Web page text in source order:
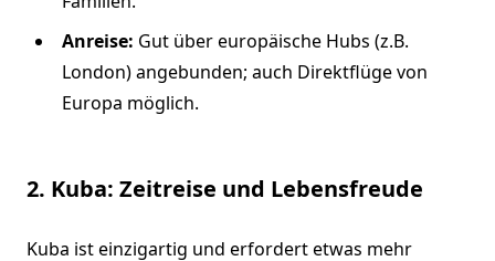
Anreise: Gut über europäische Hubs (z.B.
London) angebunden; auch Direktflüge von
Europa möglich.
2. Kuba: Zeitreise und Lebensfreude
Kuba ist einzigartig und erfordert etwas mehr